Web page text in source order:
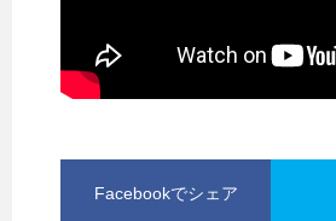
Facebookでシェア